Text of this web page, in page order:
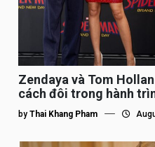
Zendaya và Tom
cách đôi trong hành
by Thai Khang Pham